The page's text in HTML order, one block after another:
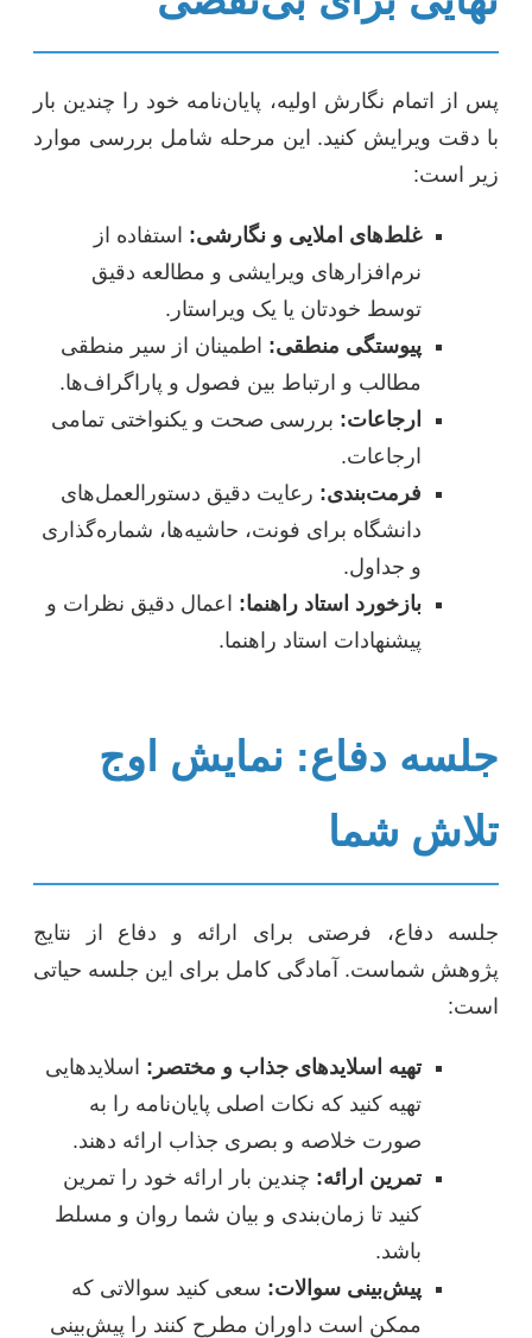
پس از اتمام نگارش اولیه، پایان‌نامه خود را چندین بار
با دقت ویرایش کنید. این مرحله شامل بررسی موارد
زیر است:
غلط‌های املایی و نگارشی: استفاده از
نرم‌افزارهای ویرایشی و مطالعه دقیق
توسط خودتان یا یک ویراستار.
پیوستگی منطقی: اطمینان از سیر منطقی
مطالب و ارتباط بین فصول و پاراگراف‌ها.
ارجاعات: بررسی صحت و یکنواختی تمامی
ارجاعات.
فرمت‌بندی: رعایت دقیق دستورالعمل‌های
دانشگاه برای فونت، حاشیه‌ها، شماره‌گذاری
و جداول.
بازخورد استاد راهنما: اعمال دقیق نظرات و
پیشنهادات استاد راهنما.
جلسه دفاع: نمایش اوج
تلاش شما
جلسه دفاع، فرصتی برای ارائه و دفاع از نتایج
پژوهش شماست. آمادگی کامل برای این جلسه حیاتی
است:
تهیه اسلاید‌های جذاب و مختصر: اسلایدهایی
تهیه کنید که نکات اصلی پایان‌نامه را به
صورت خلاصه و بصری جذاب ارائه دهند.
تمرین ارائه: چندین بار ارائه خود را تمرین
کنید تا زمان‌بندی و بیان شما روان و مسلط
باشد.
پیش‌بینی سوالات: سعی کنید سوالاتی که
ممکن است داوران مطرح کنند را پیش‌بینی